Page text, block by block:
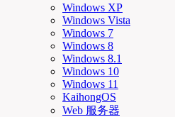
Windows XP
Windows Vista
Windows 7
Windows 8
Windows 8.1
Windows 10
Windows 11
KaihongOS
Web 服务器